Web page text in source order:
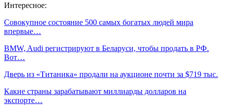
Интересное:
Совокупное состояние 500 самых богатых людей мира
впервые…
BMW, Audi регистрируют в Беларуси, чтобы продать в РФ.
Вот…
Дверь из «Титаника» продали на аукционе почти за $719 тыс.
Какие страны зарабатывают миллиарды долларов на
экспорте…